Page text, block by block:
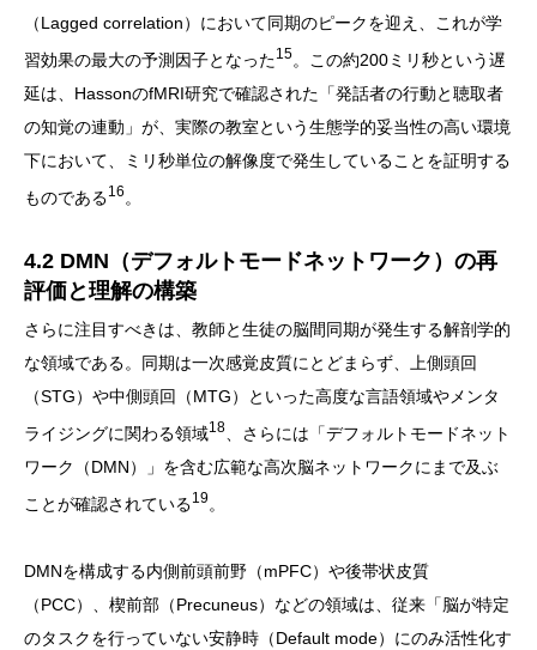
（Lagged correlation）において同期のピークを迎え、これが学
習効果の最大の予測因子となった15。この約200ミリ秒という遅
延は、HassonのfMRI研究で確認された「発話者の行動と聴取者
の知覚の連動」が、実際の教室という生態学的妥当性の高い環境
下において、ミリ秒単位の解像度で発生していることを証明する
ものである16 。
4.2 DMN（デフォルトモードネットワーク）の再
評価と理解の構築
さらに注目すべきは、教師と生徒の脳間同期が発生する解剖学的
な領域である。同期は一次感覚皮質にとどまらず、上側頭回
（STG）や中側頭回（MTG）といった高度な言語領域やメンタ
ライジングに関わる領域18
、さらには「デフォルトモードネット
ワーク（DMN）」を含む広範な高次脳ネットワークにまで及ぶ
ことが確認されている19。
DMNを構成する内側前頭前野（mPFC）や後帯状皮質
（PCC）、楔前部（Precuneus）などの領域は、従来「脳が特定
のタスクを行っていない安静時（Default mode）にのみ活性化す